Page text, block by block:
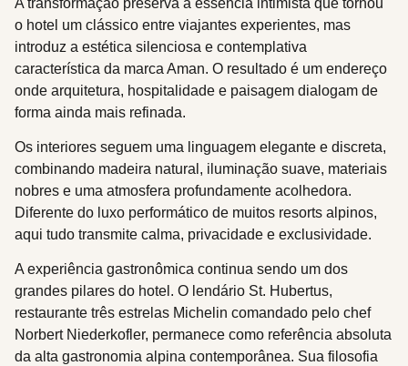
o hotel um clássico entre viajantes experientes, mas
introduz a estética silenciosa e contemplativa
característica da marca Aman. O resultado é um endereço
onde arquitetura, hospitalidade e paisagem dialogam de
forma ainda mais refinada.
Os interiores seguem uma linguagem elegante e discreta,
combinando madeira natural, iluminação suave, materiais
nobres e uma atmosfera profundamente acolhedora.
Diferente do luxo performático de muitos resorts alpinos,
aqui tudo transmite calma, privacidade e exclusividade.
A experiência gastronômica continua sendo um dos
grandes pilares do hotel. O lendário St. Hubertus,
restaurante três estrelas Michelin comandado pelo chef
Norbert Niederkofler, permanece como referência absoluta
da alta gastronomia alpina contemporânea. Sua filosofia